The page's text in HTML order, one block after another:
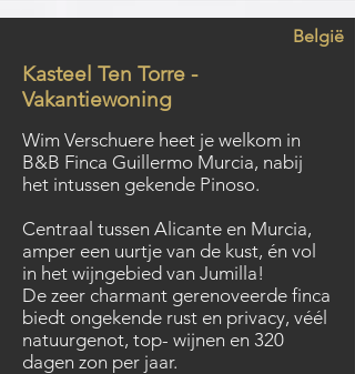
België
Kasteel Ten Torre -
Vakantiewoning
Wim Verschuere heet je welkom in
B&B Finca Guillermo Murcia, nabij
het intussen gekende Pinoso.
Centraal tussen Alicante en Murcia,
amper een uurtje van de kust, én vol
in het wijngebied van Jumilla!
De zeer charmant gerenoveerde finca
biedt ongekende rust en privacy, véél
natuurgenot, top- wijnen en 320
dagen zon per jaar.